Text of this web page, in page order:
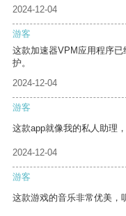
2024-12-04
游客
这款加速器VPM应用程序
护。
2024-12-04
游客
这款app就像我的私人助理
2024-12-04
游客
这款游戏的音乐非常优美，